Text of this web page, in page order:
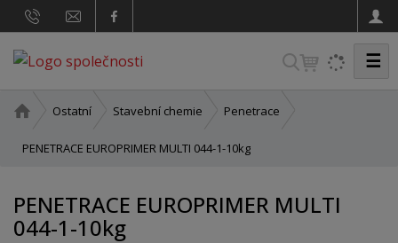
V
a
☰
o
í
s
Ostatní Stavební chemie Penetrace
PENETRACE EUROPRIMER MULTI 044-1-10kg
PENETRACE EUROPRIMER MULTI
044-1-10kg